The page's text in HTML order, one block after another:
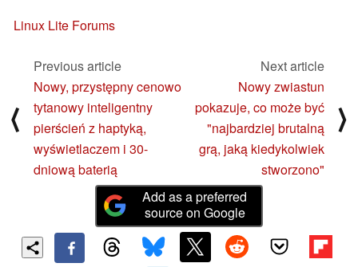
Linux Lite Forums
⟨
Previous article
Nowy, przystępny cenowo
tytanowy inteligentny
pierścień z haptyką,
wyświetlaczem i 30-
dniową baterią
Next article
Nowy zwiastun
pokazuje, co może być
"najbardziej brutalną
grą, jaką kiedykolwiek
stworzono"
⟩
Add as a preferred
source on Google